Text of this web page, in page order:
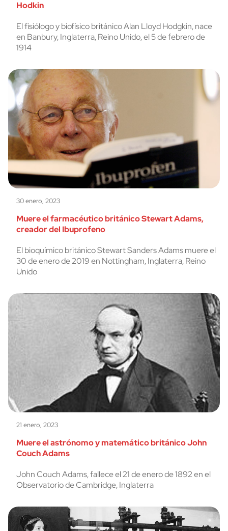
Hodkin
El fisiólogo y biofísico británico Alan Lloyd Hodgkin, nace
en Banbury, Inglaterra, Reino Unido, el 5 de febrero de
1914
30 enero, 2023
Muere el farmacéutico británico Stewart Adams,
creador del Ibuprofeno
El bioquímico británico Stewart Sanders Adams muere el
30 de enero de 2019 en Nottingham, Inglaterra, Reino
Unido
21 enero, 2023
Muere el astrónomo y matemático británico John
Couch Adams
John Couch Adams, fallece el 21 de enero de 1892 en el
Observatorio de Cambridge, Inglaterra